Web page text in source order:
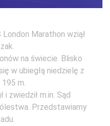
Marathon wziął
na świecie. Blisko
w ubiegłą niedzielę z
m.
i zwiedził m.in. Sąd
Przedstawiamy